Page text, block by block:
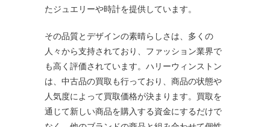
たジュエリーや時計を提供しています。
その品質とデザインの素晴らしさは、多くの
人々から支持されており、ファッション業界で
も高く評価されています。ハリーウィンストン
は、中古品の買取も行っており、商品の状態や
人気度によって買取価格が決まります。買取を
通じて新しい商品を購入する資金にするだけで